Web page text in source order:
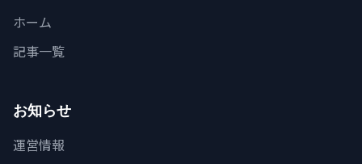
ホーム
記事一覧
お知らせ
運営情報